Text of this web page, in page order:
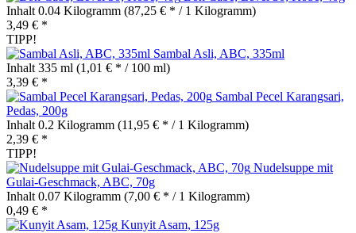
Inhalt 0.04 Kilogramm (87,25 € * / 1 Kilogramm)
3,49 € *
TIPP!
Sambal Asli, ABC, 335ml
Inhalt 335 ml (1,01 € * / 100 ml)
3,39 € *
Sambal Pecel Karangsari,
Pedas, 200g
Inhalt 0.2 Kilogramm (11,95 € * / 1 Kilogramm)
2,39 € *
TIPP!
Nudelsuppe mit
Gulai-Geschmack, ABC, 70g
Inhalt 0.07 Kilogramm (7,00 € * / 1 Kilogramm)
0,49 € *
Kunyit Asam, 125g